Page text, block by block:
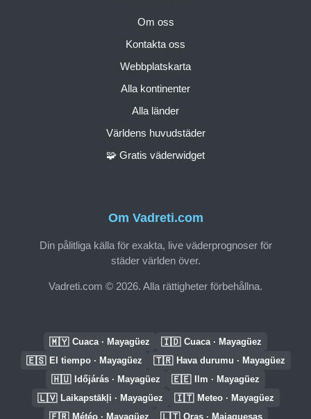
Om Vadreti.com
Din pålitliga källa för exakta, live väderprognoser för
städer världen över.
Vadreti.com © 2026. Alla rättigheter förbehållna.
Om oss
Kontakta oss
Webbplatskarta
Alla kontinenter
Alla länder
Världens huvudstäder
🧩 Gratis väderwidget
🇲🇾 Cuaca · Mayagüez 🇮🇩 Cuaca · Mayagüez
🇪🇸 El tiempo · Mayagüez 🇹🇷 Hava durumu · Mayagüez
🇭🇺 Időjárás · Mayagüez 🇪🇪 Ilm · Mayagüez
🇱🇻 Laikapstākļi · Mayagüez 🇮🇹 Meteo · Mayagüez
🇫🇷 Météo · Mayagüez 🇱🇹 Oras · Majaguesas